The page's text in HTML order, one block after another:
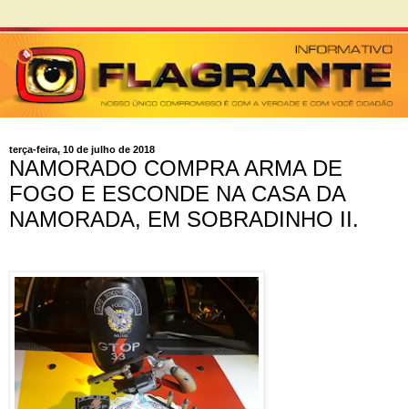
terça-feira, 10 de julho de 2018
NAMORADO COMPRA ARMA DE
FOGO E ESCONDE NA CASA DA
NAMORADA, EM SOBRADINHO II.